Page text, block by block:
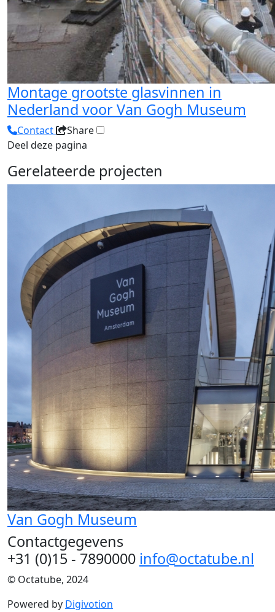
Montage grootste glasvinnen in
Nederland voor Van Gogh Museum
Contact
Share
Deel deze pagina
Gerelateerde projecten
Van Gogh Museum
Contactgegevens
+31 (0)15 - 7890000 info@octatube.nl
© Octatube, 2024
Powered by Digivotion